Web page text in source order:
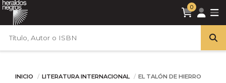
0
INICIO LITERATURA INTERNACIONAL EL TALÓN DE HIERRO